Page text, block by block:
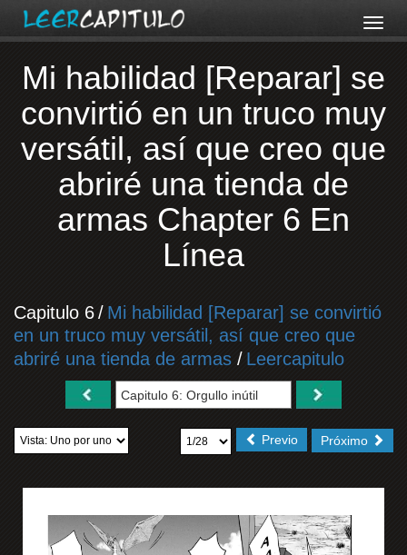
Mi habilidad [Reparar] se
convirtió en un truco muy
versátil, así que creo que
abriré una tienda de
armas Chapter 6 En
Línea
Capitulo 6/ Mi habilidad [Reparar] se convirtió
en un truco muy versátil, así que creo que
abriré una tienda de armas / Leercapitulo
Próximo
Previo